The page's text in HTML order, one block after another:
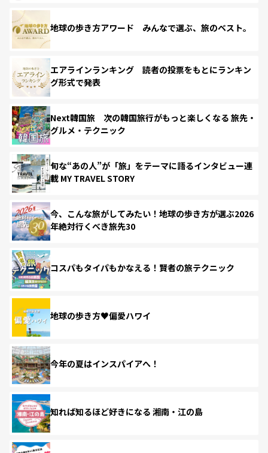
地球の歩き方アワード みんなで選ぶ、旅のベスト。
エアラインランキング 読者の投票をもとにランキン
グ形式で発表
Next韓国旅 次の韓国旅行がもっと楽しくなる 旅先・
グルメ・テクニック
旬な“あの人”が「旅」をテーマに語るインタビュー連
載 MY TRAVEL STORY
今、こんな旅がしてみたい！地球の歩き方が選ぶ2026
年絶対行くべき旅先30
コスパもタイパもかなえる！賢者の旅テクニック
地球の歩き方♥偏愛ハワイ
今年の夏はインスパイアへ！
知れば知るほど好きになる 湘南・江の島